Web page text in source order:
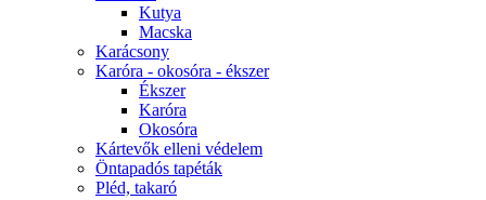
Kutya
Macska
Karácsony
Karóra - okosóra - ékszer
Ékszer
Karóra
Okosóra
Kártevők elleni védelem
Öntapadós tapéták
Pléd, takaró